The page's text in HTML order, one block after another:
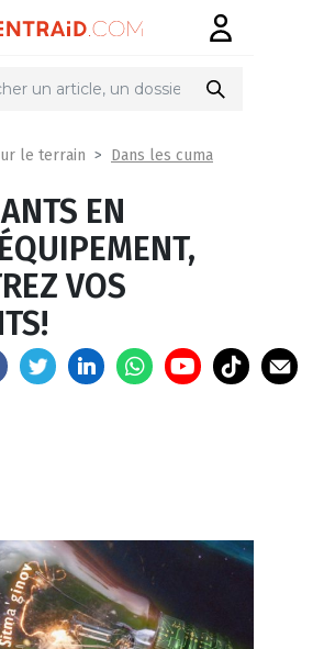
le terrain Dans les cuma
EN
VOS